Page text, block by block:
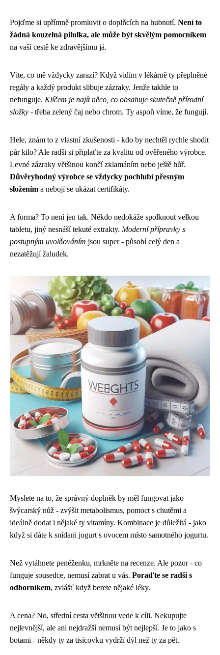
Pojďme si upřímně promluvit o doplňcích na hubnutí. Není to
žádná kouzelná pilulka, ale může být skvělým pomocníkem
na vaší cestě ke zdravějšímu já.
Víte, co mě vždycky zarazí? Když vidím v lékárně ty přeplněné
regály a každý produkt slibuje zázraky. Jenže takhle to
nefunguje. Klíčem je najít něco, co obsahuje skutečně přírodní
složky - třeba zelený čaj nebo chrom. Ty aspoň víme, že fungují.
Hele, znám to z vlastní zkušenosti - kdo by nechtěl rychle shodit
pár kilo? Ale radši si připlaťte za kvalitu od ověřeného výrobce.
Levné zázraky většinou končí zklamáním nebo ještě hůř.
Důvěryhodný výrobce se vždycky pochlubí přesným
složením a nebojí se ukázat certifikáty.
A forma? To není jen tak. Někdo nedokáže spolknout velkou
tabletu, jiný nesnáší tekuté extrakty. Moderní přípravky s
postupným uvolňováním jsou super - působí celý den a
nezatěžují žaludek.
Myslete na to, že správný doplněk by měl fungovat jako
švýcarský nůž - zvýšit metabolismus, pomoct s chutěmi a
ideálně dodat i nějaké ty vitamíny. Kombinace je důležitá - jako
když si dáte k snídani jogurt s ovocem místo samotného jogurtu.
Než vytáhnete peněženku, mrkněte na recenze. Ale pozor - co
funguje sousedce, nemusí zabrat u vás. Poraďte se radši s
odborníkem, zvlášť když berete nějaké léky.
A cena? No, střední cesta většinou vede k cíli. Nekupujte
nejlevnější, ale ani nejdražší nemusí být nejlepší. Je to jako s
botami - někdy ty za tisícovku vydrží dýl než ty za pět.